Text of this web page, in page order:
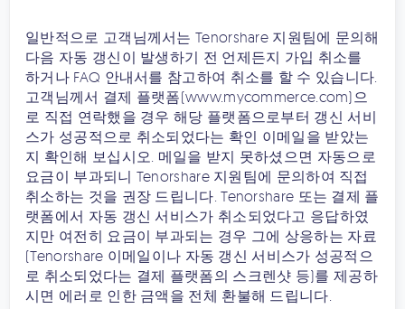
일반적으로 고객님께서는 Tenorshare 지원팀에 문의해
다음 자동 갱신이 발생하기 전 언제든지 가입 취소를
하거나 FAQ 안내서를 참고하여 취소를 할 수 있습니다.
고객님께서 결제 플랫폼(www.mycommerce.com)으
로 직접 연락했을 경우 해당 플랫폼으로부터 갱신 서비
스가 성공적으로 취소되었다는 확인 이메일을 받았는
지 확인해 보십시오. 메일을 받지 못하셨으면 자동으로
요금이 부과되니 Tenorshare 지원팀에 문의하여 직접
취소하는 것을 권장 드립니다. Tenorshare 또는 결제 플
랫폼에서 자동 갱신 서비스가 취소되었다고 응답하였
지만 여전히 요금이 부과되는 경우 그에 상응하는 자료
(Tenorshare 이메일이나 자동 갱신 서비스가 성공적으
로 취소되었다는 결제 플랫폼의 스크렌샷 등)를 제공하
시면 에러로 인한 금액을 전체 환불해 드립니다.